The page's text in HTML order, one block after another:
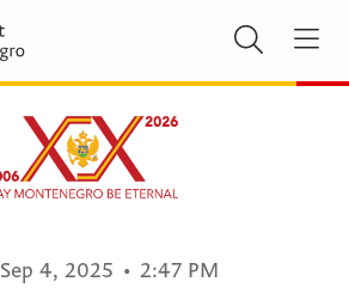
Sep 4, 2025 • 2:47 PM